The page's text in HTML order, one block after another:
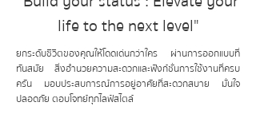
life to the next level"
ยกระดับชีวิตของคุณให้โดดเด่นกว่าใคร ผ่านการออกแบบที่
ทันสมัย สิ่งอำนวยความสะดวกและฟังก์ชั่นการใช้งานที่ครบ
ครัน มอบประสบการณ์การอยู่อาศัยที่สะดวกสบาย มั่นใจ
ปลอดภัย ตอบโจทย์ทุกไลฟ์สไตล์